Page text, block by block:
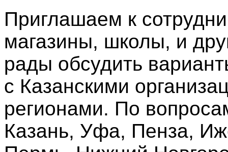
Приглашаем к
магазины, школы, и
рады обсудить
с Казанскими
регионами. По
Казань, Уфа, Пенза,